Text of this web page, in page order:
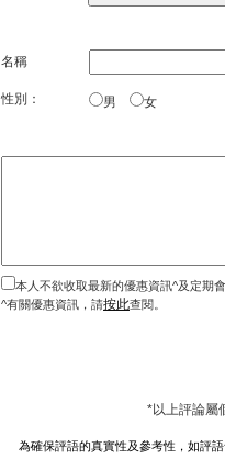
名稱
性別： 男 女
本人不欲收取最新的優惠資訊^及定期
^有關優惠資訊，請按此查閱。
*以上評論屬
為確保評語的真實性及參考性，如評